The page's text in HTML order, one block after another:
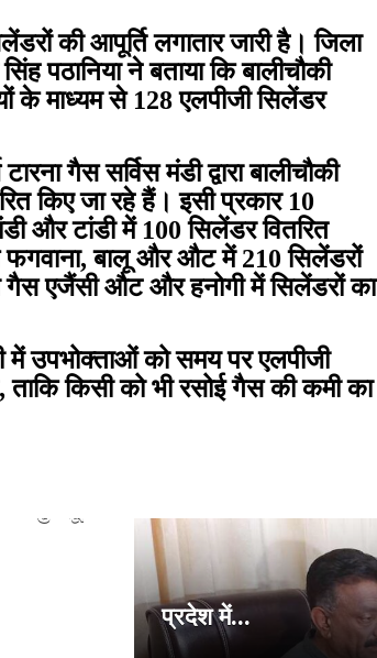
की आपूर्ति लगातार जारी है। जिला
पठानिया ने बताया कि बालीचौकी
के माध्यम से 128 एलपीजी सिलेंडर
गैस सर्विस मंडी द्वारा बालीचौकी
किए जा रहे हैं। इसी प्रकार 10
और टांडी में 100 सिलेंडर वितरित
बालू और औट में 210 सिलेंडरों
गैस एजैंसी औट और हनोगी में सिलेंडरों का
में उपभोक्ताओं को समय पर एलपीजी
ताकि किसी को भी रसोई गैस की कमी का
प्रदेश में...